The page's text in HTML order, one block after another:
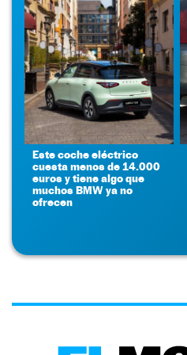
Este coche eléctrico
cuesta menos de 14.000
euros y tiene algo que
muchos BMW ya no
ofrecen